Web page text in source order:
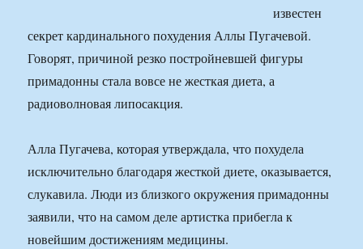
известен
секрет кардинального похудения Аллы Пугачевой.
Говорят, причиной резко постройневшей фигуры
примадонны стала вовсе не жесткая диета, а
радиоволновая липосакция.
Алла Пугачева, которая утверждала, что похудела
исключительно благодаря жесткой диете, оказывается,
слукавила. Люди из близкого окружения примадонны
заявили, что на самом деле артистка прибегла к
новейшим достижениям медицины.